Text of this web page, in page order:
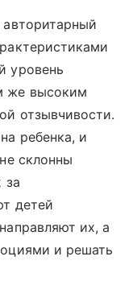
уровень
же высоким
отзывчивости.
ребенка, и
склонны
за
детей
их, а
и решать